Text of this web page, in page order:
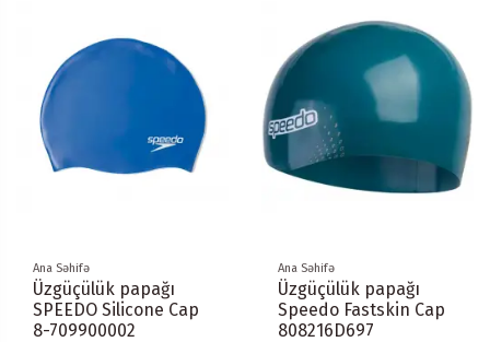
Ana Səhifə
Üzgüçülük papağı
SPEEDO Silicone Cap
8-709900002
Ana Səhifə
Üzgüçülük papağı
Speedo Fastskin Cap
808216D697